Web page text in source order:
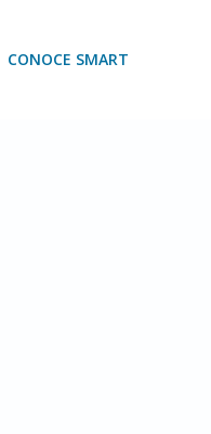
CONOCE SMART